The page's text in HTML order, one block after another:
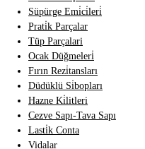
Süpürge Emi̇ci̇leri̇
Prati̇k Parçalar
Tüp Parçalari
Ocak Düğmeleri̇
Fırın Rezi̇tansları
Düdüklü Si̇bopları
Hazne Ki̇litleri
Cezve Sapı-Tava Sapı
Lasti̇k Conta
Vidalar